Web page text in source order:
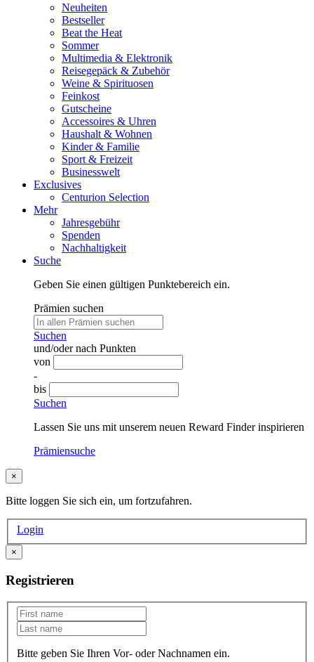
Neuheiten
Bestseller
Beat the Heat
Sommer
Multimedia & Elektronik
Reisegepäck & Zubehör
Weine & Spirituosen
Feinkost
Gutscheine
Accessoires & Uhren
Haushalt & Wohnen
Kinder & Familie
Sport & Freizeit
Businesswelt
Exclusives
Centurion Selection
Mehr
Jahresgebühr
Spenden
Nachhaltigkeit
Suche
Geben Sie einen gültigen Punktebereich ein.
Prämien suchen
Suchen
und/oder nach Punkten
von
-
bis
Suchen
Lassen Sie uns mit unserem neuen Reward Finder inspirieren
Prämiensuche
×
Bitte loggen Sie sich ein, um fortzufahren.
Login
×
Registrieren
Bitte geben Sie Ihren Vor- oder Nachnamen ein.